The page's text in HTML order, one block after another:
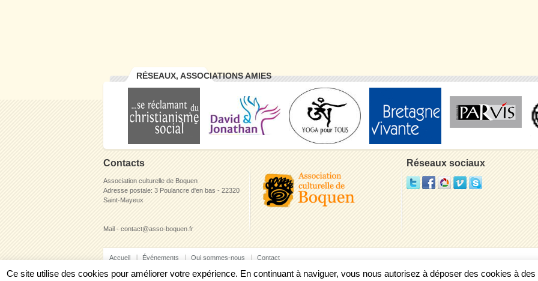
RÉSEAUX, ASSOCIATIONS AMIES
Contacts
Association culturelle de Boquen
Adresse postale: 3 Poulancre d'en bas - 22320
Saint-Mayeux
Mail - contact@asso-boquen.fr
Réseaux sociaux
Accueil Événements Qui sommes-nous Contact
Ce site utilise des cookies pour améliorer votre expérience. En continuant à naviguer, vous nous autorisez à déposer des cookies à